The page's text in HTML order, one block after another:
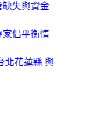
失與資金
倡平衡情
北花蓮縣 與